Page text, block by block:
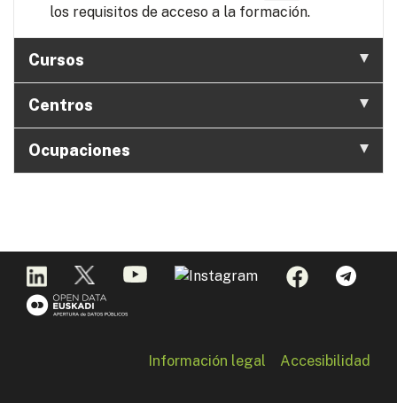
los requisitos de acceso a la formación.
Cursos
Centros
Ocupaciones
Información legal Accesibilidad